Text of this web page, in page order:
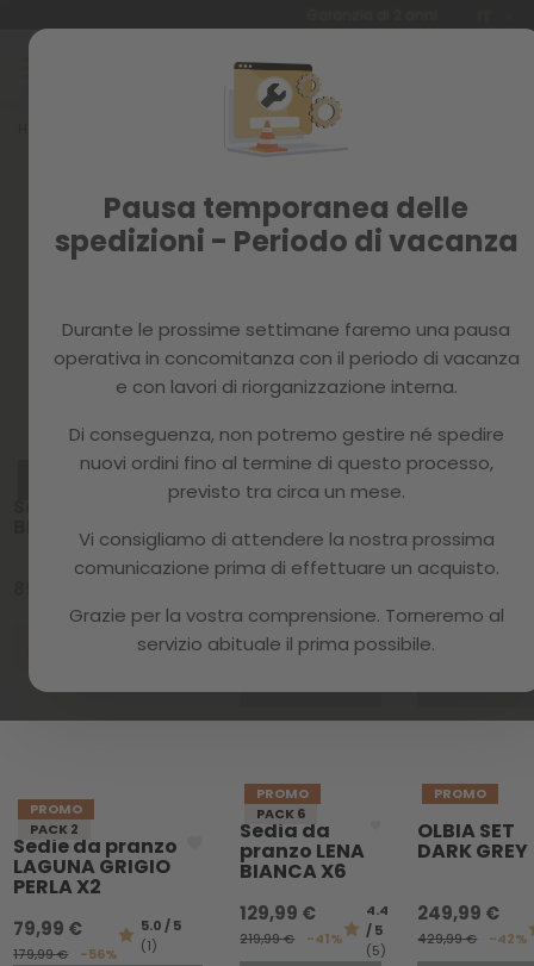
Pausa temporanea delle
spedizioni - Periodo di vacanza
Durante le prossime settimane faremo una pausa
operativa in concomitanza con il periodo di vacanza
e con lavori di riorganizzazione interna.
Di conseguenza, non potremo gestire né spedire
nuovi ordini fino al termine di questo processo,
previsto tra circa un mese.
Vi consigliamo di attendere la nostra prossima
comunicazione prima di effettuare un acquisto.
Grazie per la vostra comprensione. Torneremo al
servizio abituale il prima possibile.
Salta
Trova i mobili di cui ha bisogno la tua casa
Ordina per:
RICONDIZIONATO
BIANCA
Aggiungi al carrello
PROMO
PACK 4
Sedie da
pranzo ENA
199,99 €
279,99 € -29%
4.3
/ 5
Fatemi
sapere
PROMO
Sedie da
159,99 €
309,99 € -48%
Fatemi
PROMO
PACK 2
Sedie da pranzo
LAGUNA GRIGIO
PERLA X2
79,99 €
179,99 € -56%
5.0 / 5
(1)
PROMO
PACK 6
Sedia da
pranzo LENA
BIANCA X6
129,99 €
219,99 € -41%
4.4
/ 5
(5)
PROMO
OLBIA SET
DARK GREY
249,99 €
429,99 € -42%